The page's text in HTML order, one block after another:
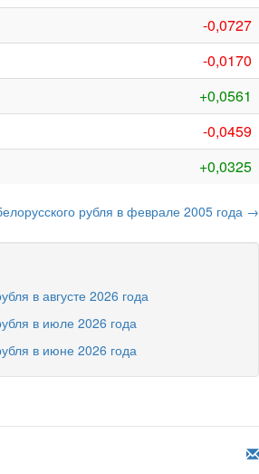
-0,0727
-0,0170
+0,0561
-0,0459
+0,0325
рубля в феврале 2005 года →
в августе 2026 года
в июле 2026 года
в июне 2026 года